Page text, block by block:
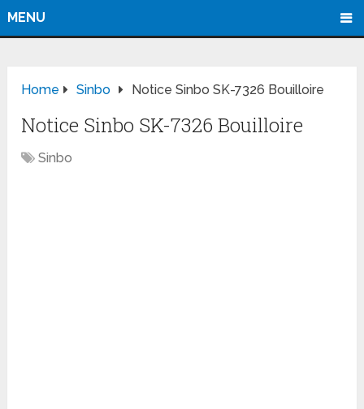
MENU
Home Sinbo Notice Sinbo SK-7326 Bouilloire
Notice Sinbo SK-7326 Bouilloire
Sinbo